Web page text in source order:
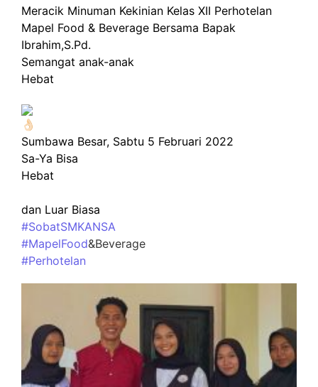
Meracik Minuman Kekinian Kelas XII Perhotelan
Mapel Food & Beverage Bersama Bapak
Ibrahim,S.Pd.
Semangat anak-anak
Hebat
Sumbawa Besar, Sabtu 5 Februari 2022
Sa-Ya Bisa
Hebat
dan Luar Biasa
#SobatSMKANSA
#MapelFood&Beverage
#Perhotelan